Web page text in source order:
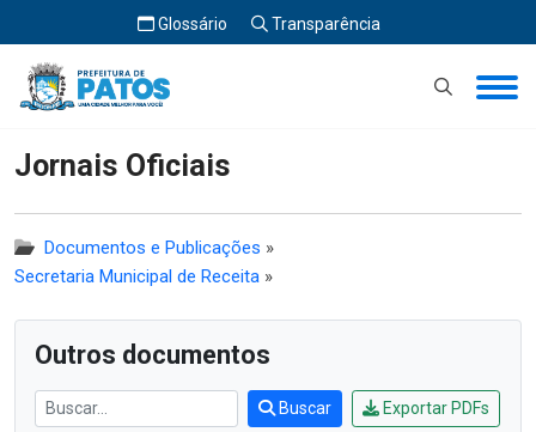
Glossário Transparência
Início Jornais Oficiais
Jornais Oficiais
Documentos e Publicações »
Secretaria Municipal de Receita »
Outros documentos
Buscar Exportar PDFs